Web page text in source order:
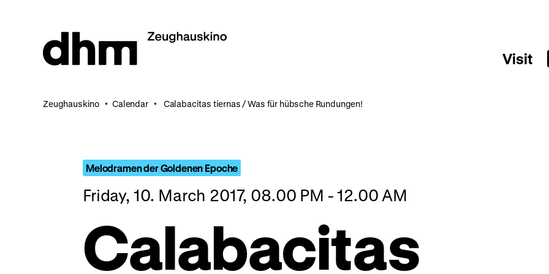
Visit
Zeughauskino Calendar Calabacitas tiernas / Was für hübsche Rundungen!
Melodramen der Goldenen Epoche
Friday, 10. March 2017, 08.00 PM - 12.00 AM
Calabacitas